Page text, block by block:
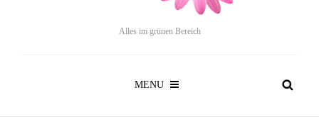
Alles im grünen Bereich
MENU